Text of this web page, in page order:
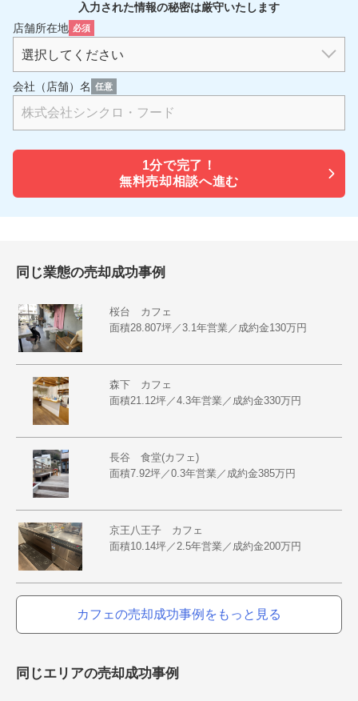
入力された情報の秘密は厳守いたします
店舗所在地 必須
会社（店舗）名 任意
1分で完了！
無料売却相談へ進む
同じ業態の売却成功事例
桜台 カフェ
面積28.807坪／3.1年営業／成約金130万円
森下 カフェ
面積21.12坪／4.3年営業／成約金330万円
長谷 食堂(カフェ)
面積7.92坪／0.3年営業／成約金385万円
京王八王子 カフェ
面積10.14坪／2.5年営業／成約金200万円
カフェの売却成功事例をもっと見る
同じエリアの売却成功事例